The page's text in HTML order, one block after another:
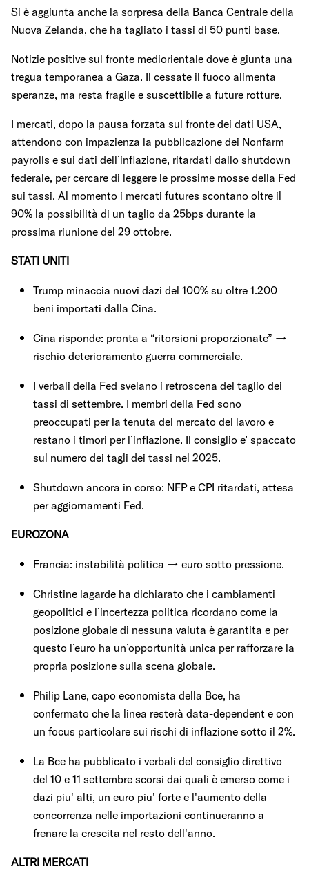
Si è aggiunta anche la sorpresa della Banca Centrale della
Nuova Zelanda, che ha tagliato i tassi di 50 punti base.
Notizie positive sul fronte mediorientale dove è giunta una
tregua temporanea a Gaza. Il cessate il fuoco alimenta
speranze, ma resta fragile e suscettibile a future rotture.
I mercati, dopo la pausa forzata sul fronte dei dati USA,
attendono con impazienza la pubblicazione dei Nonfarm
payrolls e sui dati dell’inflazione, ritardati dallo shutdown
federale, per cercare di leggere le prossime mosse della Fed
sui tassi. Al momento i mercati futures scontano oltre il
90% la possibilità di un taglio da 25bps durante la
prossima riunione del 29 ottobre.
STATI UNITI
Trump minaccia nuovi dazi del 100% su oltre 1.200
beni importati dalla Cina.
Cina risponde: pronta a “ritorsioni proporzionate” →
rischio deterioramento guerra commerciale.
I verbali della Fed svelano i retroscena del taglio dei
tassi di settembre. I membri della Fed sono
preoccupati per la tenuta del mercato del lavoro e
restano i timori per l’inflazione. Il consiglio e’ spaccato
sul numero dei tagli dei tassi nel 2025.
Shutdown ancora in corso: NFP e CPI ritardati, attesa
per aggiornamenti Fed.
EUROZONA
Francia: instabilità politica → euro sotto pressione.
Christine lagarde ha dichiarato che i cambiamenti
geopolitici e l’incertezza politica ricordano come la
posizione globale di nessuna valuta è garantita e per
questo l’euro ha un’opportunità unica per rafforzare la
propria posizione sulla scena globale.
Philip Lane, capo economista della Bce, ha
confermato che la linea resterà data-dependent e con
un focus particolare sui rischi di inflazione sotto il 2%.
La Bce ha pubblicato i verbali del consiglio direttivo
del 10 e 11 settembre scorsi dai quali è emerso come i
dazi piu' alti, un euro piu' forte e l'aumento della
concorrenza nelle importazioni continueranno a
frenare la crescita nel resto dell'anno.
ALTRI MERCATI